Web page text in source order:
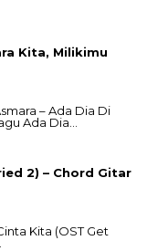
Kita, Milikimu
– Ada Dia Di
Ada Dia…
2) – Chord Gitar
Kita (OST Get